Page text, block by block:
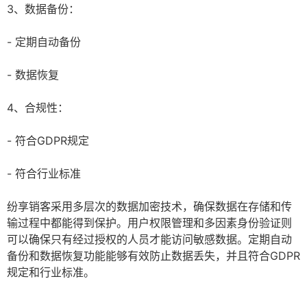
3、数据备份：
- 定期自动备份
- 数据恢复
4、合规性：
- 符合GDPR规定
- 符合行业标准
纷享销客采用多层次的数据加密技术，确保数据在存储和传
输过程中都能得到保护。用户权限管理和多因素身份验证则
可以确保只有经过授权的人员才能访问敏感数据。定期自动
备份和数据恢复功能能够有效防止数据丢失，并且符合GDPR
规定和行业标准。